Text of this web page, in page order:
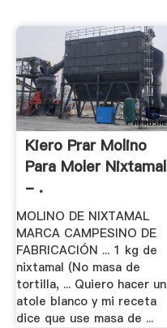
Kiero Prar Molino
Para Moler Nixtamal
- .
MOLINO DE NIXTAMAL
MARCA CAMPESINO DE
FABRICACIÓN ... 1 kg de
nixtamal (No masa de
tortilla, ... Quiero hacer un
atole blanco y mi receta
dice que use masa de ...